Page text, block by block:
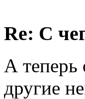
Re: С
А теперь
другие